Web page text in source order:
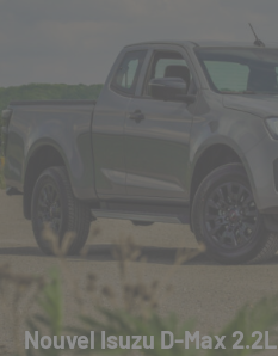
Nouvel Isuzu D-Max 2.2L